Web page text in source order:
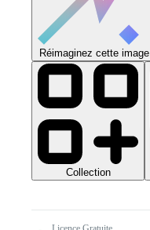
Réimaginez cette image
Collection